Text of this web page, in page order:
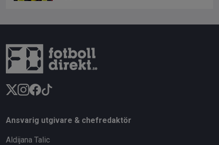
Ansvarig utgivare & chefredaktör
Aldijana Talic